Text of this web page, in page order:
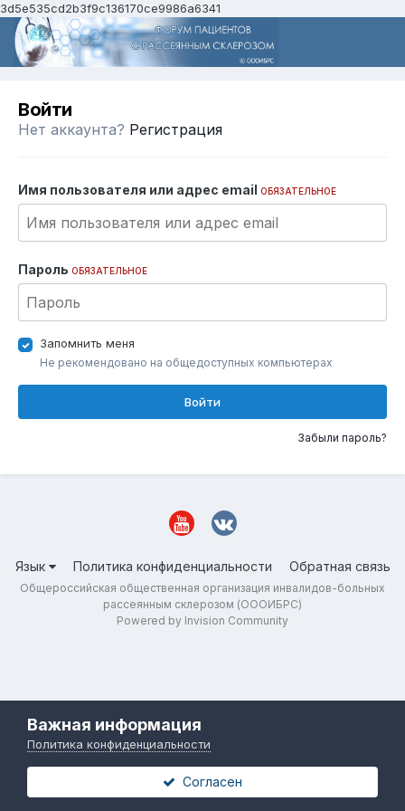
3d5e535cd2b3f9c136170ce9986a6341
Войти
Нет аккаунта? Регистрация
Имя пользователя или адрес email ОБЯЗАТЕЛЬНОЕ
Пароль ОБЯЗАТЕЛЬНОЕ
Запомнить меня
Не рекомендовано на общедоступных компьютерах
Войти
Забыли пароль?
Язык Политика конфиденциальности Обратная связь
Общероссийская общественная организация инвалидов-больных
рассеянным склерозом (ОООИБРС)
Powered by Invision Community
Важная информация
Политика конфиденциальности
Согласен